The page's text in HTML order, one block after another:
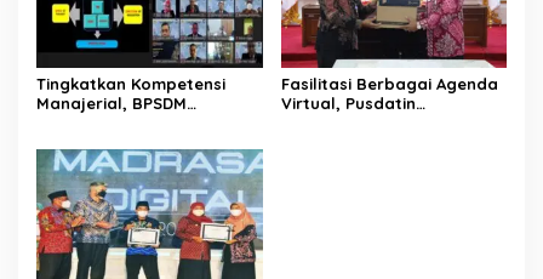
Tingkatkan Kompetensi
Manajerial, BPSDM
Administrator
Fasilitasi Berbagai Agenda
Virtual, Pusdatin